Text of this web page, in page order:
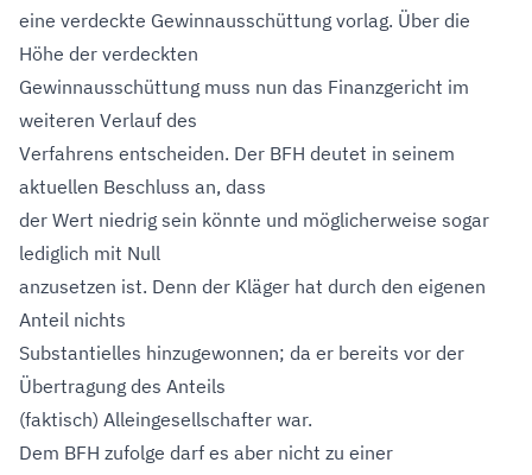
eine verdeckte Gewinnausschüttung vorlag. Über die
Höhe der verdeckten
Gewinnausschüttung muss nun das Finanzgericht im
weiteren Verlauf des
Verfahrens entscheiden. Der BFH deutet in seinem
aktuellen Beschluss an, dass
der Wert niedrig sein könnte und möglicherweise sogar
lediglich mit Null
anzusetzen ist. Denn der Kläger hat durch den eigenen
Anteil nichts
Substantielles hinzugewonnen; da er bereits vor der
Übertragung des Anteils
(faktisch) Alleingesellschafter war.
Dem BFH zufolge darf es aber nicht zu einer